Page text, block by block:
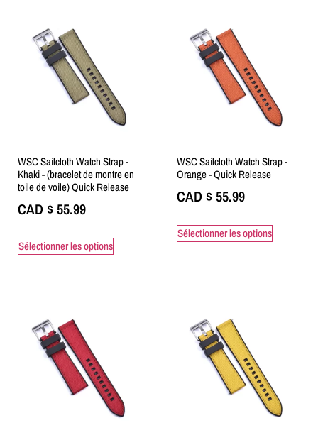
WSC Sailcloth Watch Strap -
Khaki - (bracelet de montre en
toile de voile) Quick Release
CAD $55.99
Sélectionner les options
WSC Sailcloth Watch Strap -
Orange - Quick Release
CAD $55.99
Sélectionner les options